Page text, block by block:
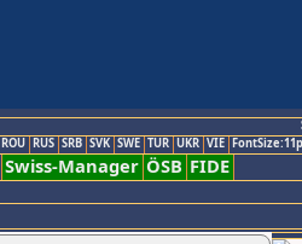
ROU RUS SRB SVK SWE TUR UKR VIE
Swiss-Manager ÖSB FIDE